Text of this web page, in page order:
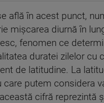
află în acest punct,
mişcarea diurnă în
fenomen ce
duratei zilelor cu
de latitudine. La
care putem considera
cifră reprezintă